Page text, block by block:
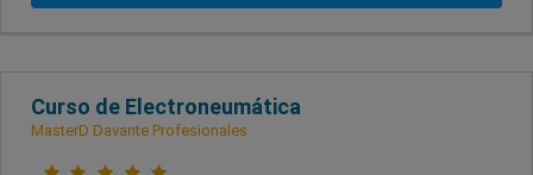
Curso de Electroneumática
MasterD Davante Profesionales